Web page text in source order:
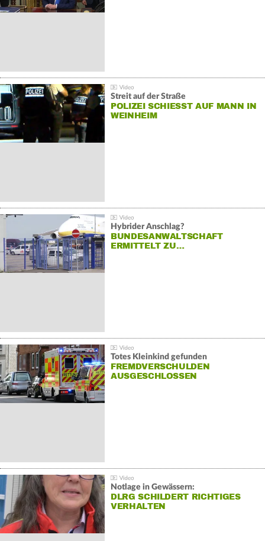
Streit auf der Straße
POLIZEI SCHIESST AUF MANN IN W
EINHEIM
Hybrider Anschlag?
BUNDESANWALTSCHAFT
ERMITTELT ZU…
Totes Kleinkind gefunden
FREMDVERSCHULDEN
AUSGESCHLOSSEN
Notlage in Gewässern:
DLRG SCHILDERT RICHTIGES
VERHALTEN